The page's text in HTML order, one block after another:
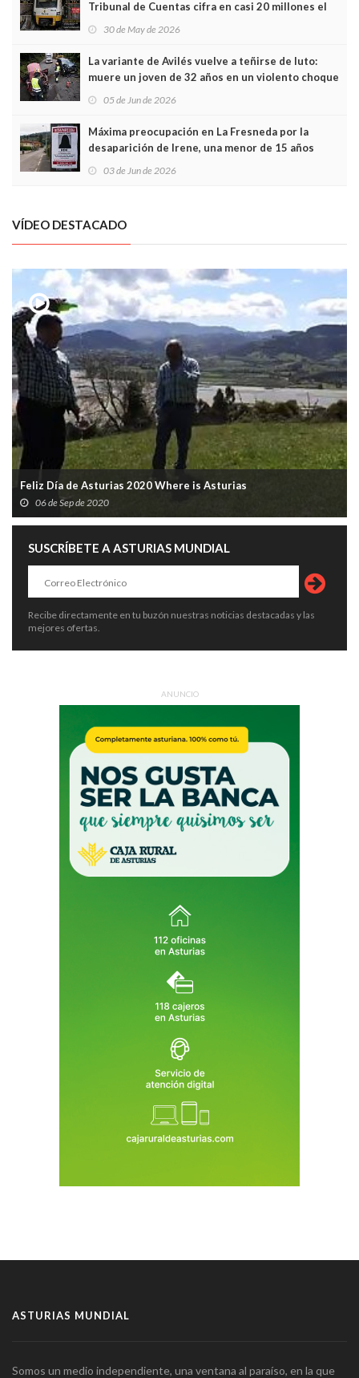
Tribunal de Cuentas cifra en casi 20 millones el
sobrecoste de los trenes que no cabían por los
30 de May de 2026
La variante de Avilés vuelve a teñirse de luto:
muere un joven de 32 años en un violento choque
frontal
05 de Jun de 2026
Máxima preocupación en La Fresneda por la
desaparición de Irene, una menor de 15 años
03 de Jun de 2026
VÍDEO DESTACADO
Feliz Día de Asturias 2020 Where is Asturias
06 de Sep de 2020
SUSCRÍBETE A ASTURIAS MUNDIAL
Recibe directamente en tu buzón nuestras noticias destacadas y las
mejores ofertas.
ANUNCIO
ASTURIAS MUNDIAL
Somos un medio independiente, una ventana al paraíso, en la que